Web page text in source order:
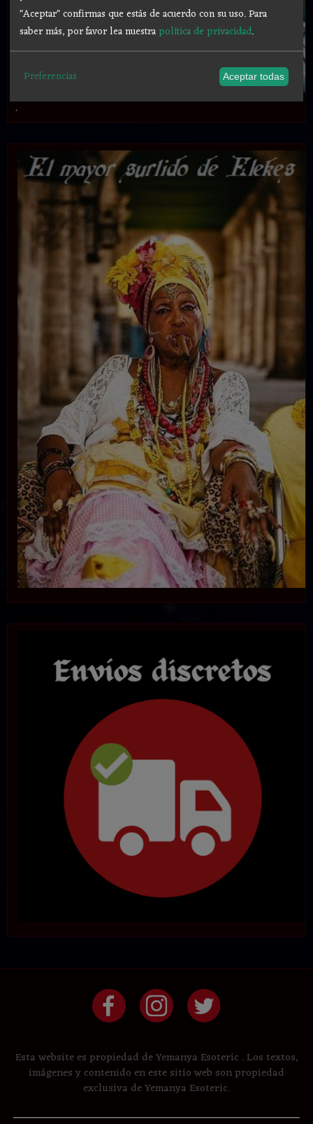
.
Esta website es propiedad de Yemanya Esoteric . Los textos,
imágenes y contenido en este sitio web son propiedad
exclusiva de Yemanya Esoteric.
"Aceptar" confirmas que estás de acuerdo con su uso.Para
saber más, por favor lea nuestrapolítica de privacidad.
Preferencias Aceptar todas